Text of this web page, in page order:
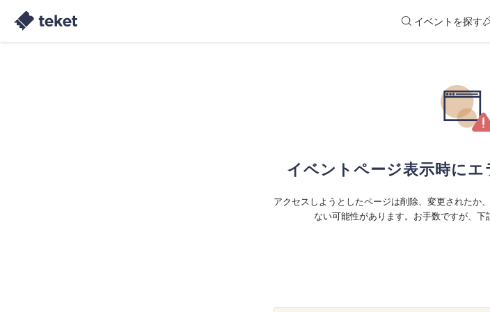
イベントを探す
イベントページ表示時にエ
アクセスしようとしたページは削除、変更されたか
ない可能性があります。お手数ですが、下